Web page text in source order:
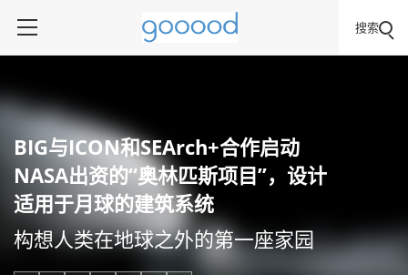
搜索
BIG与ICON和SEArch+合作启动
NASA出资的“奥林匹斯项目”，设计
适用于月球的建筑系统
构想人类在地球之外的第一座家园